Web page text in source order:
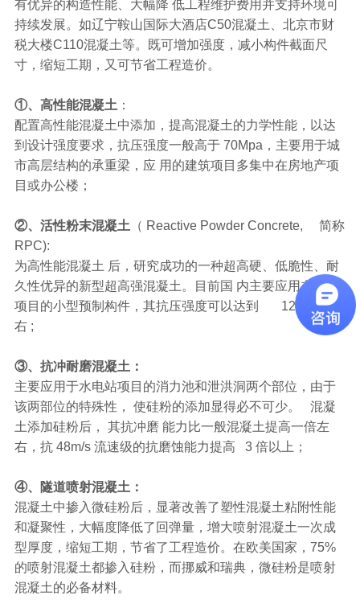
有优异的构造性能、大幅降 低工程维护费用并支持环境可
持续发展。如辽宁鞍山国际大酒店C50混凝土、北京市财
税大楼C110混凝土等。既可增加强度，减小构件截面尺
寸，缩短工期，又可节省工程造价。
①、高性能混凝土 ：
配置高性能混凝土中添加，提高混凝土的力学性能，以达
到设计强度要求，抗压强度一般高于 70Mpa，主要用于城
市高层结构的承重梁，应 用的建筑项目多集中在房地产项
目或办公楼；
②、活性粉末混凝土 （ Reactive Powder Concrete, 简称
RPC):
为高性能混凝土 后，研究成功的一种超高硬、低脆性、耐
久性优异的新型超高强混凝土。目前国 内主要应用在高铁
项目的小型预制构件，其抗压强度可以达到 120Mpa左
右 ;
③、抗冲耐磨混凝土：
主要应用于水电站项目的消力池和泄洪洞两个部位，由于
该两部位的特殊性， 使硅粉的添加显得必不可少。 混凝
土添加硅粉后， 其抗冲磨 能力比一般混凝土提高一倍左
右，抗 48m/s 流速级的抗磨蚀能力提高 3 倍以上；
④、隧道喷射混凝土：
混凝土中掺入微硅粉后，显著改善了塑性混凝土粘附性能
和凝聚性，大幅度降低了回弹量，增大喷射混凝土一次成
型厚度，缩短工期，节省了工程造价。在欧美国家，75%
的喷射混凝土都掺入硅粉，而挪威和瑞典，微硅粉是喷射
混凝土的必备材料。